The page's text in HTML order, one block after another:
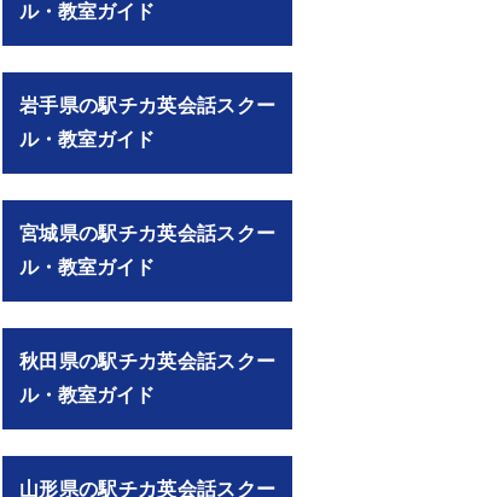
ル・教室ガイド
岩手県の駅チカ英会話スクー
ル・教室ガイド
宮城県の駅チカ英会話スクー
ル・教室ガイド
秋田県の駅チカ英会話スクー
ル・教室ガイド
山形県の駅チカ英会話スクー